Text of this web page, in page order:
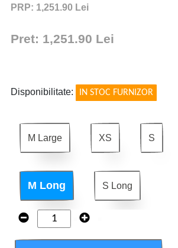
PRP: 1,251.90 Lei
Pret: 1,251.90 Lei
Disponibilitate: IN STOC FURNIZOR
M Large XS S
M Long S Long